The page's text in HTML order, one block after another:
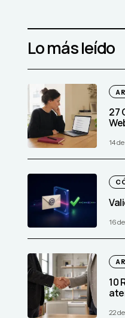
Lo más leído
27
14
16
10
22